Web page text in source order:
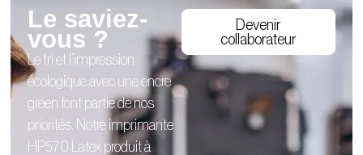
Le saviez-
vous ?
Le tri et l’impression
écologique avec une encre
green font partie de nos
priorités. Notre imprimante
HP570 Latex produit à
Devenir
collaborateur